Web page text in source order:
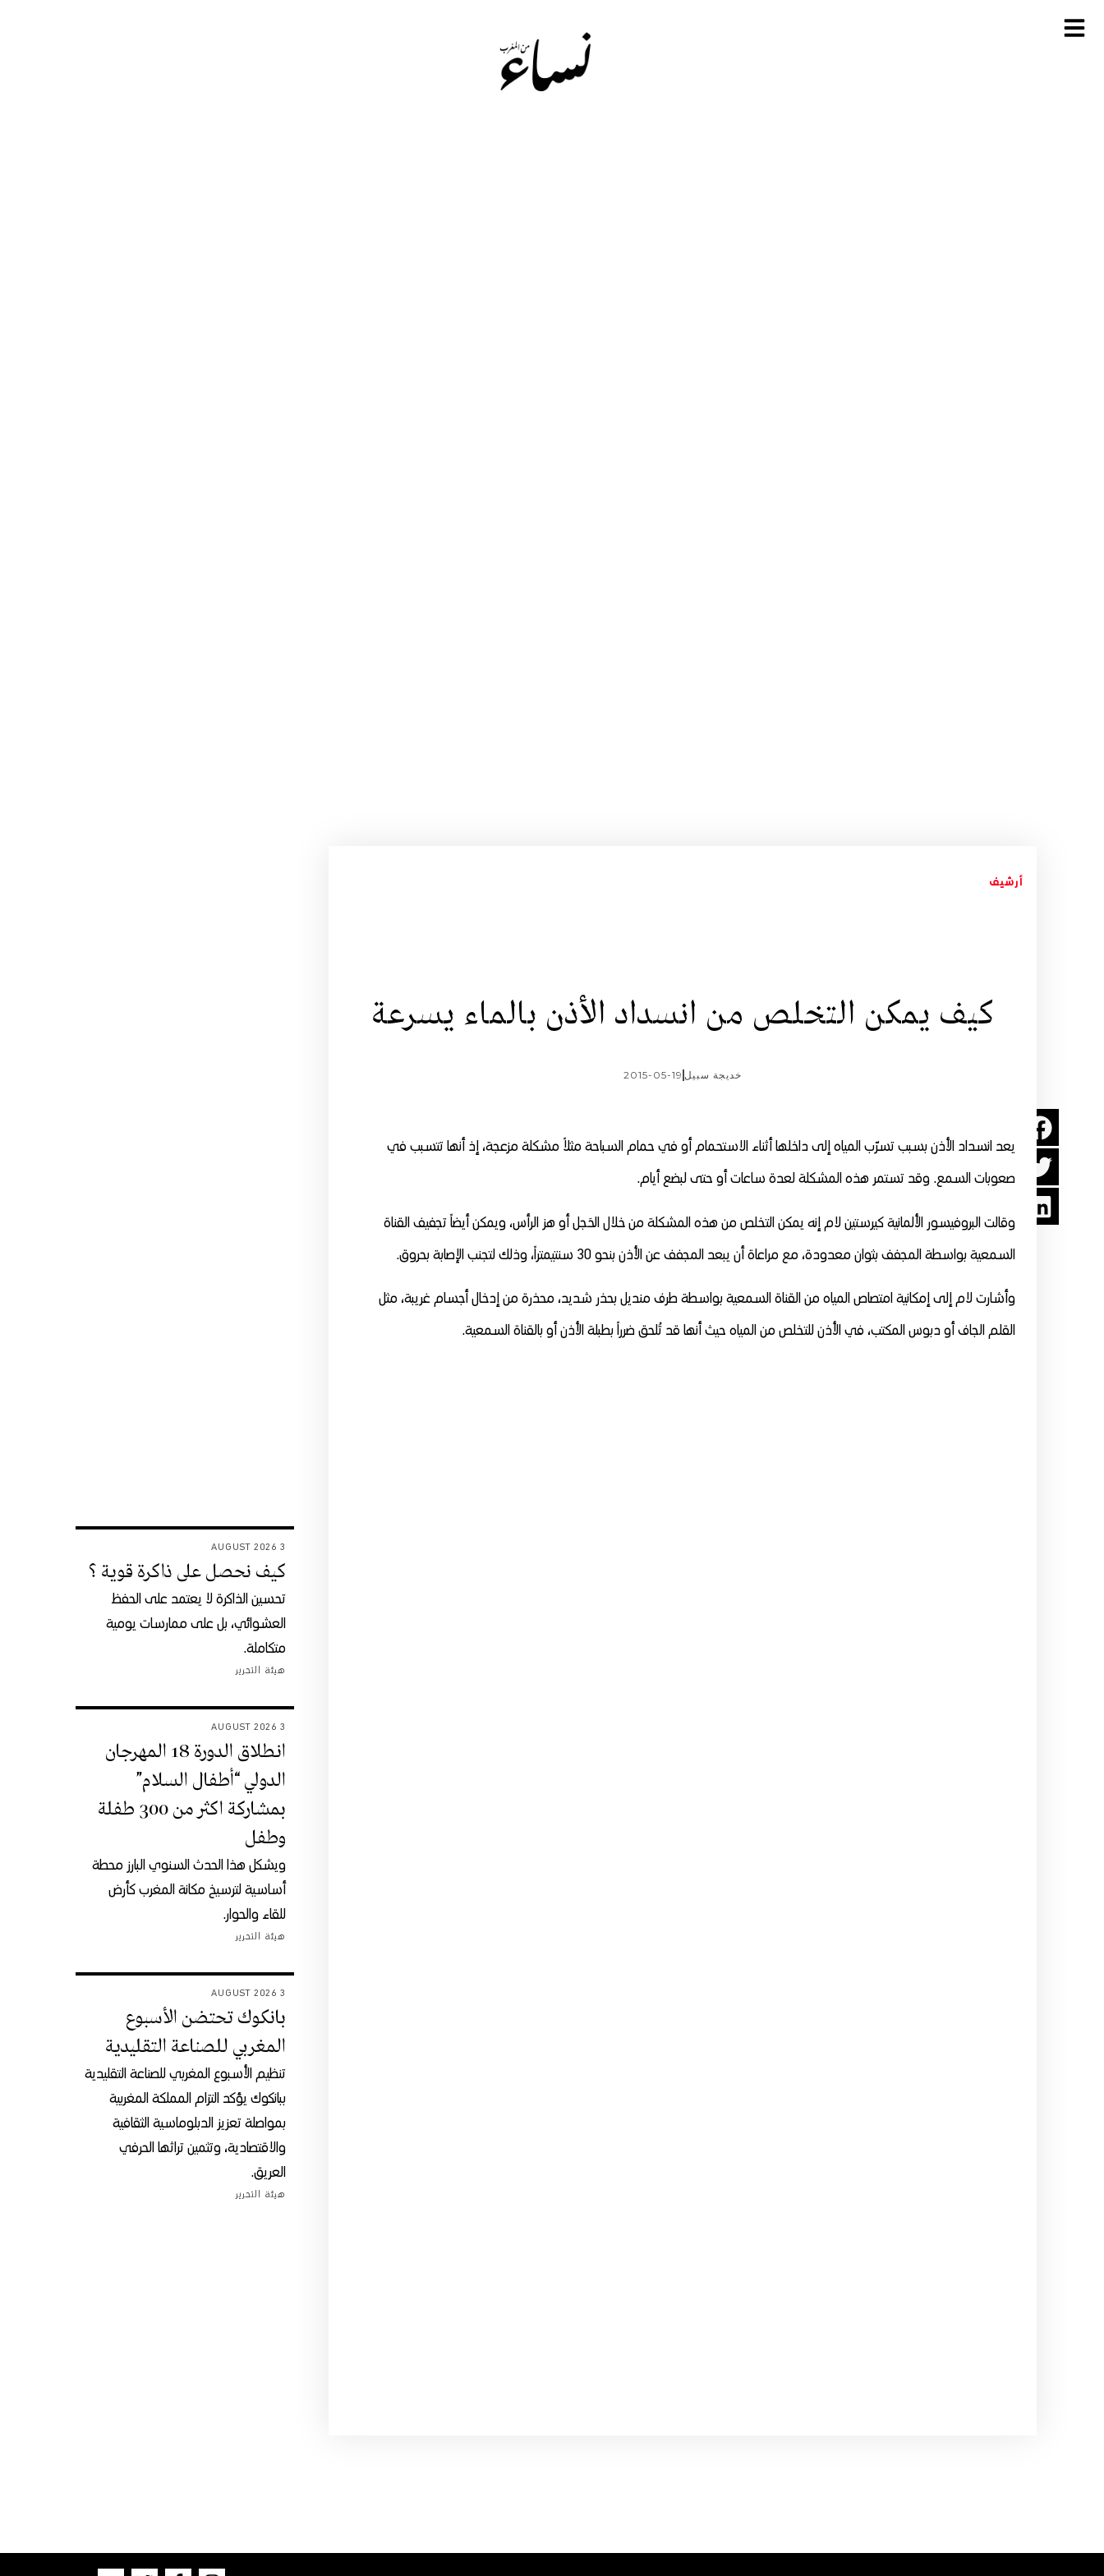
أرشيف
كيف يمكن التخلص من انسداد الأذن بالماء يسرعة
خديجة سبيل 2015-05-19
يعد انسداد الأذن بسبب تسرّب المياه إلى داخلها أثناء الاستحمام أو في حمام السباحة مثلاً مشكلة مزعجة، إذ أنها تتسبب في
صعوبات السمع. وقد تستمر هذه المشكلة لعدة ساعات أو حتى لبضع أيام.
وقالت البروفيسور الألمانية كيرستين لام إنه يمكن التخلص من هذه المشكلة من خلال الحَجل أو هز الرأس، ويمكن أيضاً تجفيف القناة
السمعية بواسطة المجفف بثوان معدودة، مع مراعاة أن يبعد المجفف عن الأذن بنحو 30 سنتيمتراً، وذلك لتجنب الإصابة بحروق.
وأشارت لام إلى إمكانية امتصاص المياه من القناة السمعية بواسطة طرف منديل بحذر شديد، محذرة من إدخال أجسام غريبة، مثل
القلم الجاف أو دبوس المكتب، في الأذن للتخلص من المياه حيث أنها قد تُلحق ضرراً بطبلة الأذن أو بالقناة السمعية.
3 AUGUST 2026
كيف نحصل على ذاكرة قوية ؟
تحسين الذاكرة لا يعتمد على الحفظ
العشوائي، بل على ممارسات يومية
متكاملة.
هيئة التحرير
3 AUGUST 2026
انطلاق الدورة 18 المهرجان
الدولي “أطفال السلام”
بمشاركة اكثر من 300 طفلة
وطفل
ويشكل هذا الحدث السنوي البارز محطة
أساسية لترسيخ مكانة المغرب كأرض
للقاء والحوار.
هيئة التحرير
3 AUGUST 2026
بانكوك تحتضن الأسبوع
المغربي للصناعة التقليدية
تنظيم الأسبوع المغربي للصناعة التقليدية
ببانكوك يؤكد التزام المملكة المغربية
بمواصلة تعزيز الدبلوماسية الثقافية
والاقتصادية، وتثمين تراثها الحرفي
العريق.
هيئة التحرير